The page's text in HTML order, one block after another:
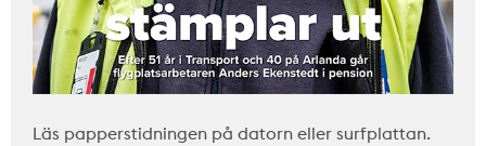
Läs papperstidningen på datorn eller surfplattan.